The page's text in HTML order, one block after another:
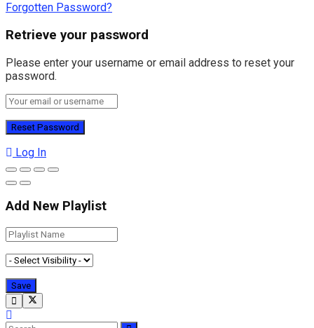
Forgotten Password?
Retrieve your password
Please enter your username or email address to reset your
password.
Log In
Add New Playlist